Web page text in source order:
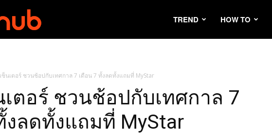
TREND HOW TO
ซ็นเตอร์ ชวนช้อปกับเทศกาล 7 เดือน 7 ทั้งลดทั้งแถมที่ MyStar
เตอร์ ชวนช้อปกับเทศกาล 7
งลดทั้งแถมที่ MyStar